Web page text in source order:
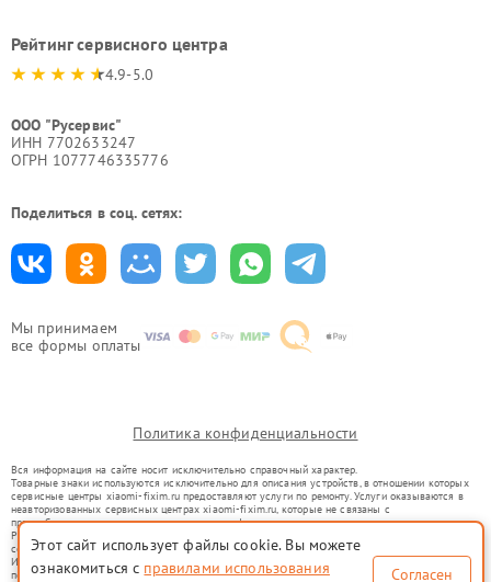
Мы принимаем
все формы оплаты
Рейтинг сервисного центра
4.9-5.0
ООО "Русервис"
ИНН 7702633247
ОГРН 1077746335776
Поделиться в соц. сетях:
Политика конфиденциальности
Вся информация на сайте носит исключительно справочный характер.
Товарные знаки используются исключительно для описания устройств, в отношении которых
сервисные центры xiaomi-fixim.ru предоставляют услуги по ремонту. Услуги оказываются в
неавторизованных сервисных центрах xiaomi-fixim.ru, которые не связаны с
правообладателями товарных знаков или их официальными представителями.
Ремонт осуществляется для устройств, уже введенных в гражданский оборот в соответствии
со статьей 1487 ГК РФ.
Использование товарных знаков не преследует цели индивидуализации услуг или введения
потребителей в заблуждение, а служит для информирования о предоставляемых услугах по
Этот сайт использует файлы cookie. Вы можете
ознакомиться с правилами использования
Согласен